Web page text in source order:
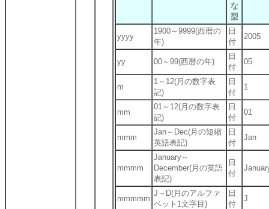
な
型
yyyy
1900～9999(西暦の
年)
日
付
2005
yy 00～99(西暦の年)
日
付
05
m
1～12(月の数字表
記)
日
付
1
mm
01～12(月の数字表
記)
日
付
01
mmm
Jan～Dec(月の短縮
英語表記)
日
付
Jan
mmmm
January～
December(月の英語
表記)
日
付
mmmmm
J～D(月のアルファ
ベット1文字目)
日
付
J